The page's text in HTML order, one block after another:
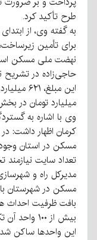
طرح تأکید کرد.
برای تأمین
نهضت ملی مسکن
حاجی‌زاده در تشریح
میلیارد تومان در
وی با اشاره به
مسکن در استان
تعداد سایت
مدیرکل راه و
بیش از
این واحدها ساکن